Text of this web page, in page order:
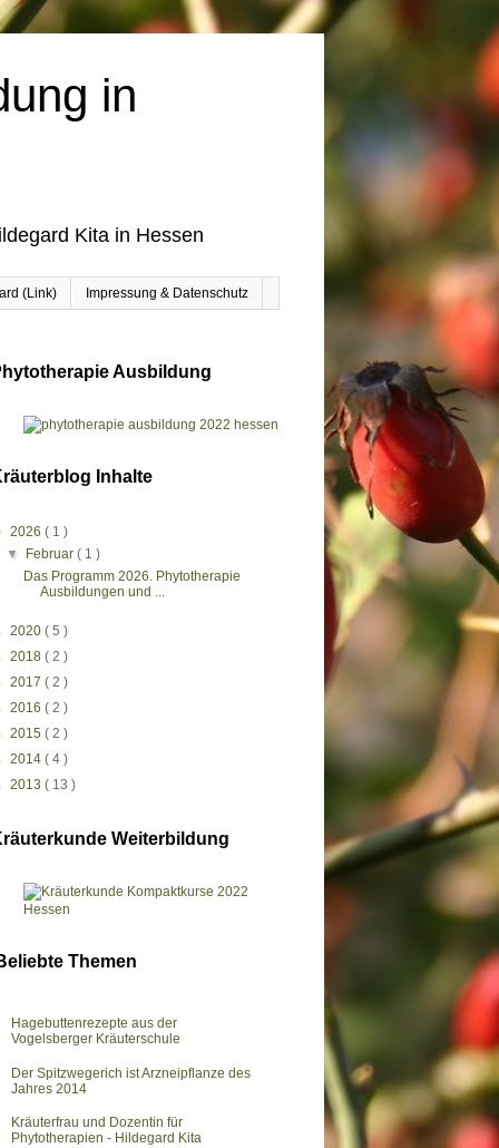
in
Kita in Hessen
(Link) Impressung & Datenschutz
Ausbildung
Inhalte
2026 ( 1 )
▼
Februar( 1 )
Das Programm 2026. Phytotherapie
Ausbildungen und ...
2020 ( 5 )
2018 ( 2 )
2017 ( 2 )
2016 ( 2 )
2015 ( 2 )
2014 ( 4 )
2013 ( 13 )
Weiterbildung
Themen
Hagebuttenrezepte aus der
Vogelsberger Kräuterschule
Der Spitzwegerich ist Arzneipflanze des
Jahres 2014
Kräuterfrau und Dozentin für
Phytotherapien - Hildegard Kita